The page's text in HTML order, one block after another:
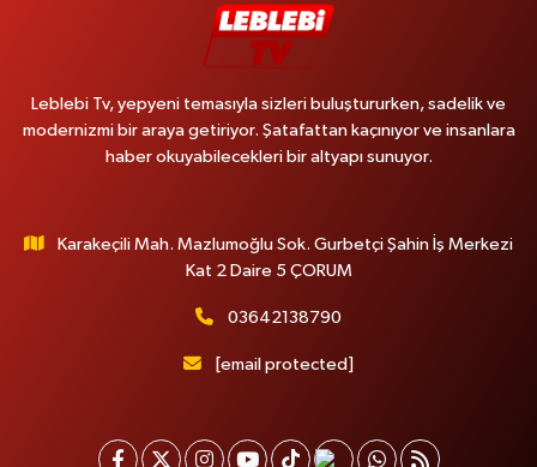
Leblebi Tv, yepyeni temasıyla sizleri buluştururken, sadelik ve
modernizmi bir araya getiriyor. Şatafattan kaçınıyor ve insanlara
haber okuyabilecekleri bir altyapı sunuyor.
Karakeçili Mah. Mazlumoğlu Sok. Gurbetçi Şahin İş Merkezi
Kat 2 Daire 5 ÇORUM
03642138790
[email protected]